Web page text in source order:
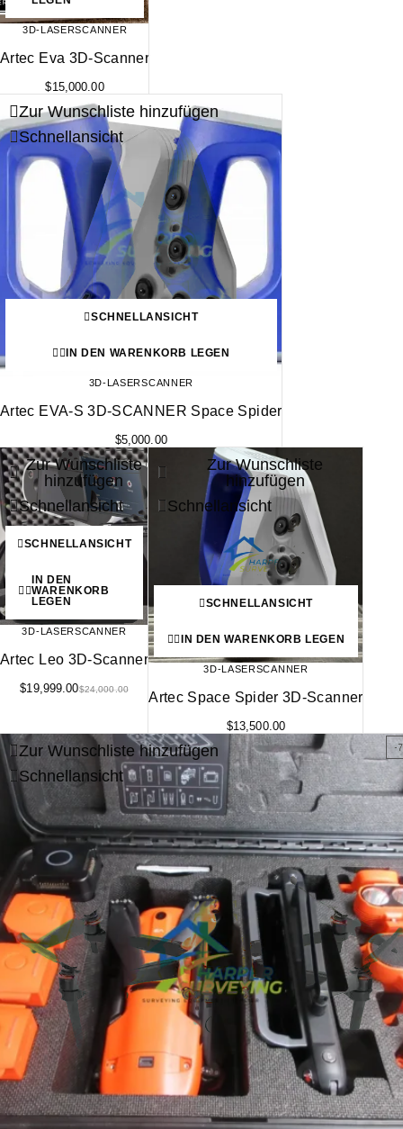
3D-LASERSCANNER
Artec Eva 3D-Scanner
$15,000.00
Zur Wunschliste hinzufügen
Schnellansicht
SCHNELLANSICHT
IN DEN WARENKORB LEGEN
3D-LASERSCANNER
Artec EVA-S 3D-SCANNER Space Spider
$5,000.00
-17%
Zur Wunschliste
hinzufügen
Schnellansicht
SCHNELLANSICHT
IN DEN
WARENKORB
LEGEN
3D-LASERSCANNER
Artec Leo 3D-Scanner
$24,000.00
$19,999.00
Zur Wunschliste
hinzufügen
Schnellansicht
SCHNELLANSICHT
IN DEN WARENKORB LEGEN
3D-LASERSCANNER
Artec Space Spider 3D-Scanner
$13,500.00
-
Zur Wunschliste hinzufügen
Schnellansicht